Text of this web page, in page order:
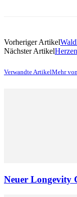
Vorheriger Artikel
Nächster Artikel
Verwandte ArtikelMehr
Neuer Longevity